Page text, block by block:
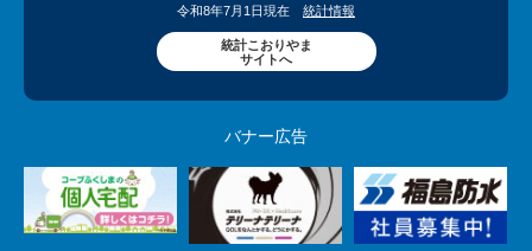
令和8年7月1日現在 統計情報
統計こおりやま
サイトへ
バナー広告